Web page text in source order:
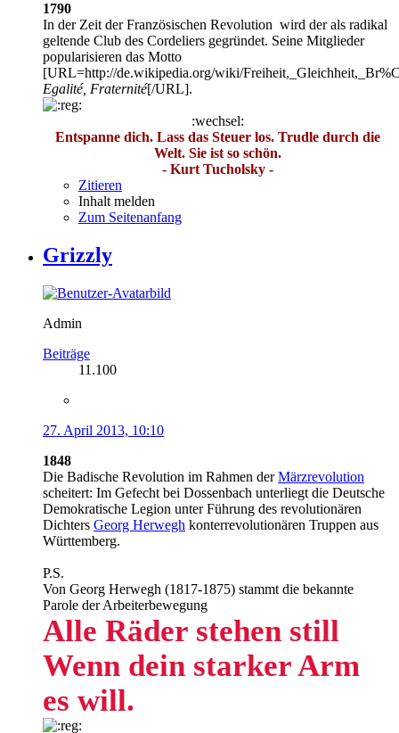
1790
In der Zeit der Französischen Revolution wird der als radikal
geltende Club des Cordeliers gegründet. Seine Mitglieder
popularisieren das Motto
[URL=http://de.wikipedia.org/wiki/
Egalité, Fraternité[/URL].
:wechsel:
Entspanne dich. Lass das Steuer los. Trudle durch die
Welt. Sie ist so schön.
- Kurt Tucholsky -
Zitieren
Inhalt melden
Zum Seitenanfang
Grizzly
Admin
Beiträge
11.100
27. April 2013, 10:10
1848
Die Badische Revolution im Rahmen derMärzrevolution
scheitert: Im Gefecht bei Dossenbach unterliegt die Deutsche
Demokratische Legion unter Führung des revolutionären
Dichters Georg Herwegh konterrevolutionären Truppen aus
Württemberg.
P.S.
Von Georg Herwegh (1817-1875) stammt die bekannte
Parole der Arbeiterbewegung
Alle Räder stehen still
Wenn dein starker Arm
es will.